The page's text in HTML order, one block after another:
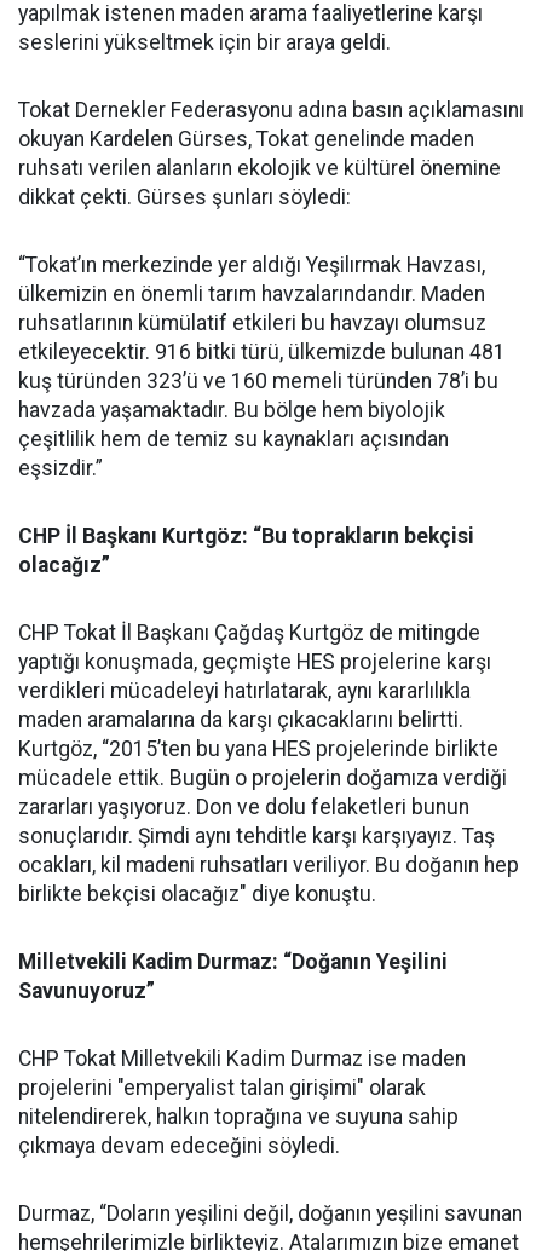
yapılmak istenen maden arama faaliyetlerine karşı
seslerini yükseltmek için bir araya geldi.
Tokat Dernekler Federasyonu adına basın açıklamasını
okuyan Kardelen Gürses, Tokat genelinde maden
ruhsatı verilen alanların ekolojik ve kültürel önemine
dikkat çekti. Gürses şunları söyledi:
“Tokat’ın merkezinde yer aldığı Yeşilırmak Havzası,
ülkemizin en önemli tarım havzalarındandır. Maden
ruhsatlarının kümülatif etkileri bu havzayı olumsuz
etkileyecektir. 916 bitki türü, ülkemizde bulunan 481
kuş türünden 323’ü ve 160 memeli türünden 78’i bu
havzada yaşamaktadır. Bu bölge hem biyolojik
çeşitlilik hem de temiz su kaynakları açısından
eşsizdir.”
CHP İl Başkanı Kurtgöz: “Bu toprakların bekçisi
olacağız”
CHP Tokat İl Başkanı Çağdaş Kurtgöz de mitingde
yaptığı konuşmada, geçmişte HES projelerine karşı
verdikleri mücadeleyi hatırlatarak, aynı kararlılıkla
maden aramalarına da karşı çıkacaklarını belirtti.
Kurtgöz, “2015’ten bu yana HES projelerinde birlikte
mücadele ettik. Bugün o projelerin doğamıza verdiği
zararları yaşıyoruz. Don ve dolu felaketleri bunun
sonuçlarıdır. Şimdi aynı tehditle karşı karşıyayız. Taş
ocakları, kil madeni ruhsatları veriliyor. Bu doğanın hep
birlikte bekçisi olacağız" diye konuştu.
Milletvekili Kadim Durmaz: “Doğanın Yeşilini
Savunuyoruz”
CHP Tokat Milletvekili Kadim Durmaz ise maden
projelerini "emperyalist talan girişimi" olarak
nitelendirerek, halkın toprağına ve suyuna sahip
çıkmaya devam edeceğini söyledi.
Durmaz, “Doların yeşilini değil, doğanın yeşilini savunan
hemşehrilerimizle birlikteyiz. Atalarımızın bize emanet